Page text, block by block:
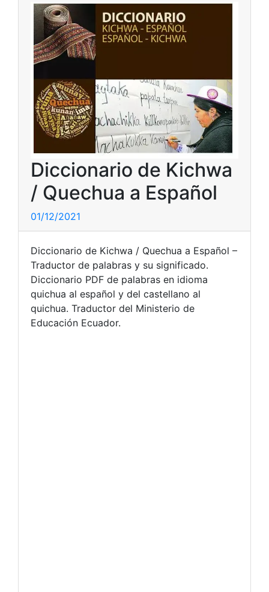
Diccionario de Kichwa
/ Quechua a Español
01/12/2021
Diccionario de Kichwa / Quechua a Español –
Traductor de palabras y su significado.
Diccionario PDF de palabras en idioma
quichua al español y del castellano al
quichua. Traductor del Ministerio de
Educación Ecuador.